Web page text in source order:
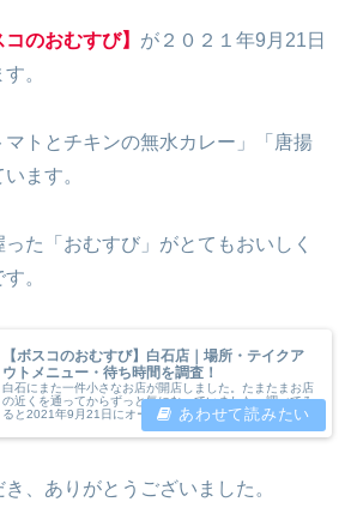
コのおむすび】 が２０２１年9月21日
。
マトとチキンの無水カレー」「唐揚
ます。
た「おむすび」がとてもおいしく
。
【ボスコのおむすび】白石店｜場所・テイクア
ウトメニュー・待ち時間を調査！
白石にまた一件小さなお店が開店しました。たまたまお店
の近くを通ってからずっと気になっていました。調べてみ
ると2021年9月21日にオープした【ボスコのおむすび】
白石店。前に私の記事で紹介した【MORI NO SODE(森の
ソーダ)】と【駄菓...
、ありがとうございました。